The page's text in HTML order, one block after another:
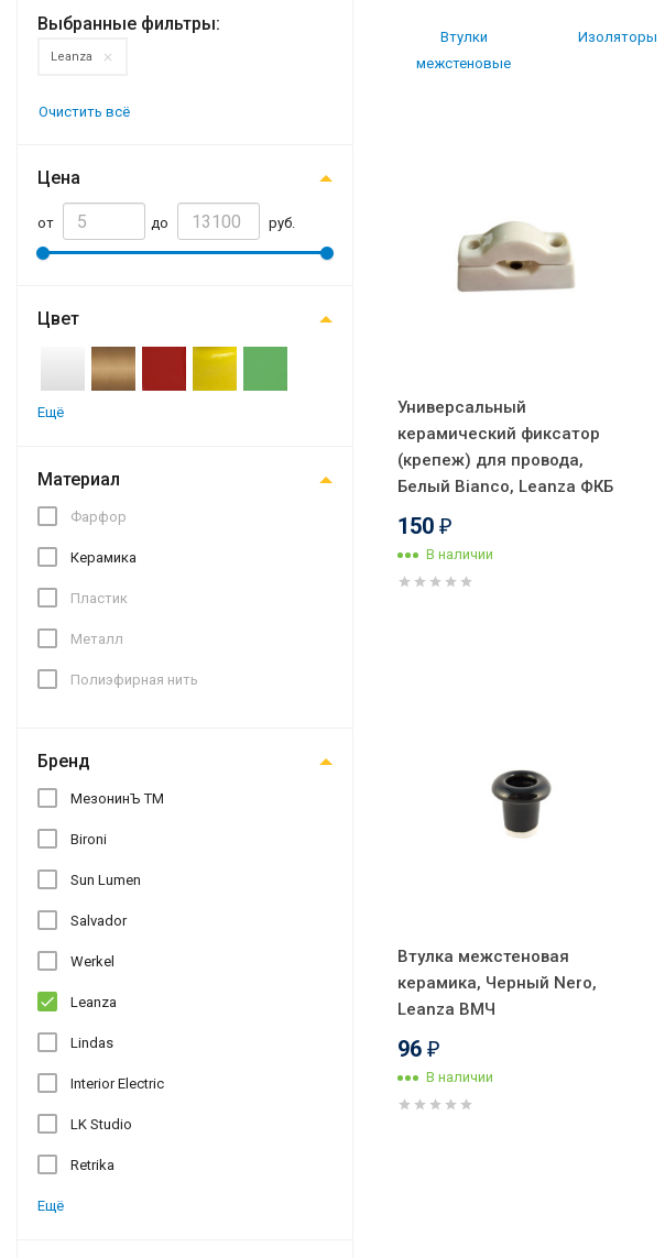
Выбранные фильтры:
Leanza
Очистить всё
Цена
от до руб.
Цвет
Ещё
Материал
Фарфор
Керамика
Пластик
Металл
Полиэфирная нить
Бренд
МезонинЪ ТМ
Bironi
Sun Lumen
Salvador
Werkel
Leanza
Lindas
Interior Electric
LK Studio
Retrika
Ещё
Втулки
межстеновые
Изоляторы
Универсальный
керамический фиксатор
(крепеж) для провода,
Белый Bianco, Leanza ФКБ
150 ₽
В наличии
Втулка межстеновая
керамика, Черный Nero,
Leanza ВМЧ
96 ₽
В наличии